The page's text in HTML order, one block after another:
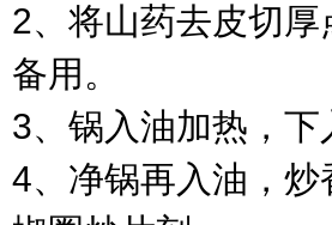
2、将山药去皮切
备用。
3、锅入油加热，
4、净锅再入油，